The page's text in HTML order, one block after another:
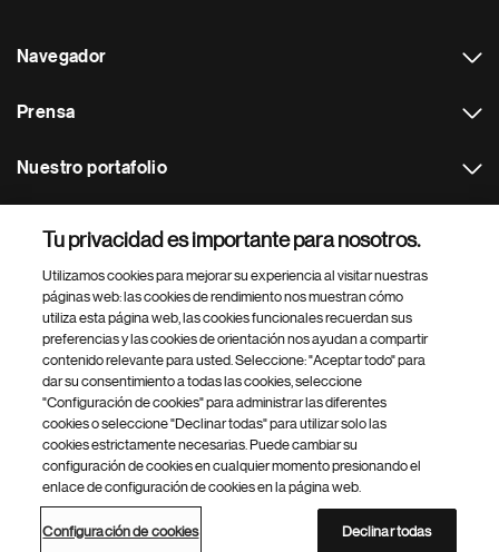
Navegador
Prensa
Nuestro portafolio
Footer Site Search
inferior
del
© 2026 Novartis AG
Política de privacidad Términos de uso
Accesibilidad
Configuración de cookies
Mapa del sitio
Tu privacidad es importante para nosotros.
Utilizamos cookies para mejorar su experiencia al visitar nuestras
páginas web: las cookies de rendimiento nos muestran cómo
utiliza esta página web, las cookies funcionales recuerdan sus
preferencias y las cookies de orientación nos ayudan a compartir
contenido relevante para usted. Seleccione: "Aceptar todo" para
dar su consentimiento a todas las cookies, seleccione
"Configuración de cookies" para administrar las diferentes
cookies o seleccione "Declinar todas" para utilizar solo las
cookies estrictamente necesarias. Puede cambiar su
configuración de cookies en cualquier momento presionando el
enlace de configuración de cookies en la página web.
Configuración de cookies Declinar todas